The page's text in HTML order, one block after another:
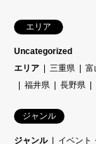
エリア
Uncategorized
エリア
三重県 富
福井県
長野県
ジャンル
ジャンル イベント